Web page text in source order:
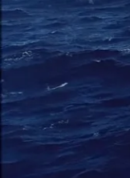
東海大学の
する取り組
東海大学環
ダイバーシ